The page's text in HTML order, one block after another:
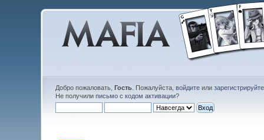
Добро пожаловать, Гость. Пожалуйста, войдитеили
Не получили письмо с кодом активации?